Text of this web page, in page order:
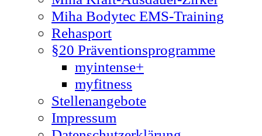
Miha Bodytec EMS-Training
Rehasport
§20 Präventionsprogramme
myintense+
myfitness
Stellenangebote
Impressum